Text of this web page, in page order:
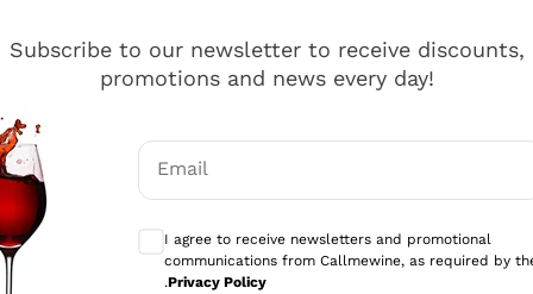
è male ma secondo me ci sono alternative che
Subscribe to our newsletter to receive discounts,
promotions and news every day!
Email
I agree to receive newsletters and promotional
communications from Callmewine, as required by
.Privacy Policy